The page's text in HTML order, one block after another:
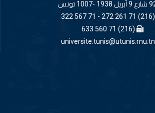
(216) 71 261 272 - 71 567 322
(216) 71 560 633
universite.tunis@utunis.rnu.tn